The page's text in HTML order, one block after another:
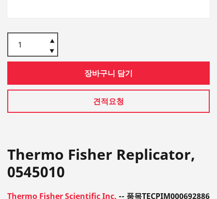
장바구니 담기
견적요청
Thermo Fisher Replicator,
0545010
Thermo Fisher Scientific Inc. -- 품목TECPIM000692886